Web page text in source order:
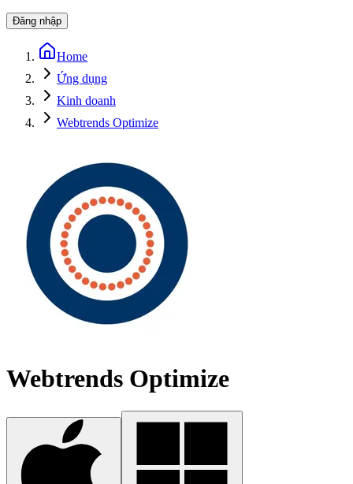
Đăng nhập
Home
Ứng dụng
Kinh doanh
Webtrends Optimize
Webtrends Optimize